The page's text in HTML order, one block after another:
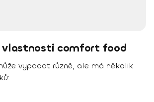
vlastnosti comfort food
vypadat různě, ale má několik